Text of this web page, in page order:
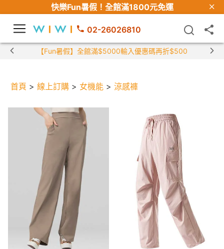
快樂Fun暑假！ 全館滿1800元免運
02-26026810
【Fun暑假】全館滿$5000輸入優惠碼再折$500
首頁 > 線上訂購 > 女機能 > 涼感褲